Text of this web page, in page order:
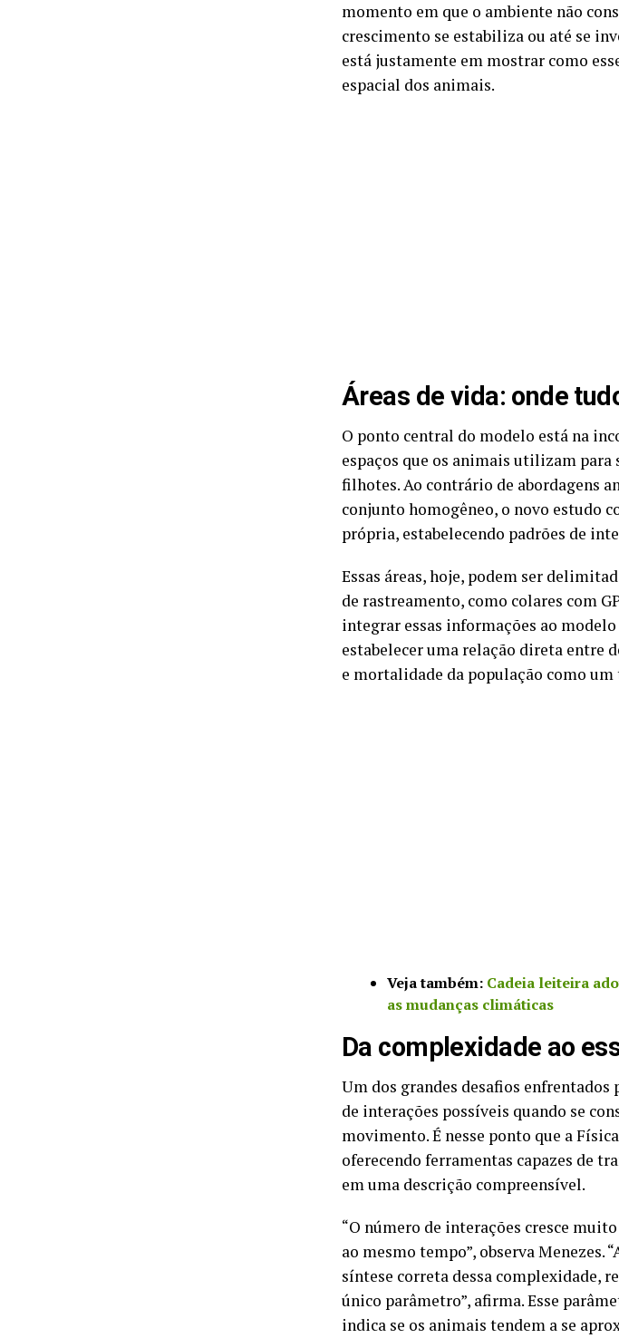
momento em que o ambiente não
crescimento se estabiliza ou até se
está justamente em mostrar como
espacial dos animais.
Áreas de vida: onde
O ponto central do modelo está na
espaços que os animais utilizam para
filhotes. Ao contrário de abordagens
conjunto homogêneo, o novo estudo
própria, estabelecendo padrões de
Essas áreas, hoje, podem ser
de rastreamento, como colares com
integrar essas informações ao
estabelecer uma relação direta entre
e mortalidade da população como um
Veja também: Cadeia leiteira
as mudanças climáticas
Da complexidade ao
Um dos grandes desafios
de interações possíveis quando se
movimento. É nesse ponto que a
oferecendo ferramentas capazes de
em uma descrição compreensível.
“O número de interações cresce
ao mesmo tempo”, observa
síntese correta dessa complexidade,
único parâmetro”, afirma. Esse
indica se os animais tendem a se